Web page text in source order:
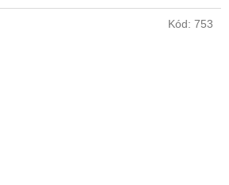
Kód: 753